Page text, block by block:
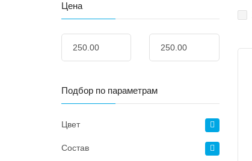
Цена
Подбор по параметрам
Цвет
Состав